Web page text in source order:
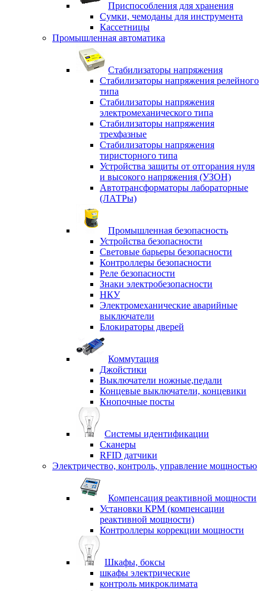
Приспособления для хранения
Сумки, чемоданы для инструмента
Кассетницы
Промышленная автоматика
Стабилизаторы напряжения
Стабилизаторы напряжения релейного
типа
Стабилизаторы напряжения
электромеханического типа
Стабилизаторы напряжения
трехфазные
Стабилизаторы напряжения
тиристорного типа
Устройства защиты от отгорания нуля
и высокого напряжения (УЗОН)
Автотрансформаторы лабораторные
(ЛАТРы)
Промышленная безопасность
Устройства безопасности
Световые барьеры безопасности
Контроллеры безопасности
Реле безопасности
Знаки электробезопасности
НКУ
Электромеханические аварийные
выключатели
Блокираторы дверей
Коммутация
Джойстики
Выключатели ножные,педали
Концевые выключатели, концевики
Кнопочные посты
Системы идентификации
Сканеры
RFID датчики
Электричество, контроль, управление мощностью
Компенсация реактивной мощности
Установки КРМ (компенсации
реактивной мощности)
Контроллеры коррекции мощности
Шкафы, боксы
шкафы электрические
контроль микроклимата